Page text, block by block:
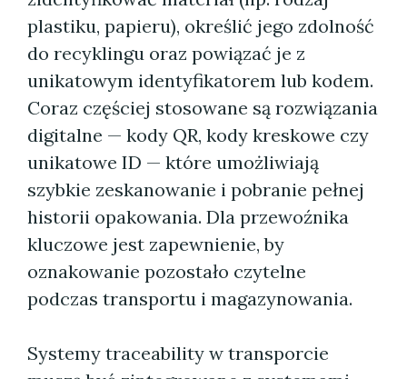
plastiku, papieru), określić jego zdolność
do recyklingu oraz powiązać je z
unikatowym identyfikatorem lub kodem.
Coraz częściej stosowane są rozwiązania
digitalne — kody QR, kody kreskowe czy
unikatowe ID — które umożliwiają
szybkie zeskanowanie i pobranie pełnej
historii opakowania. Dla przewoźnika
kluczowe jest zapewnienie, by
oznakowanie pozostało czytelne
podczas transportu i magazynowania.
Systemy traceability w transporcie